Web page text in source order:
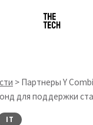
> Партнеры Y
для поддержки
IT